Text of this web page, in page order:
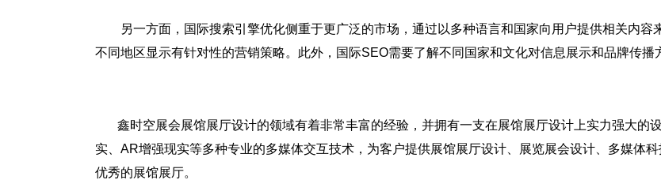
另一方面，国际搜索引擎优化侧重于更广泛的市场，通过以多种语言和国家向用户提供相关内
不同地区显示有针对性的营销策略。此外，国际SEO需要了解不同国家和文化对信息展示和品牌传播
鑫时空展会展馆展厅设计的领域有着非常丰富的经验，并拥有一支在展馆展厅设计上实力强大的
实、AR增强现实等多种专业的多媒体交互技术，为客户提供展馆展厅设计、展览展会设计、多媒体
优秀的展馆展厅。